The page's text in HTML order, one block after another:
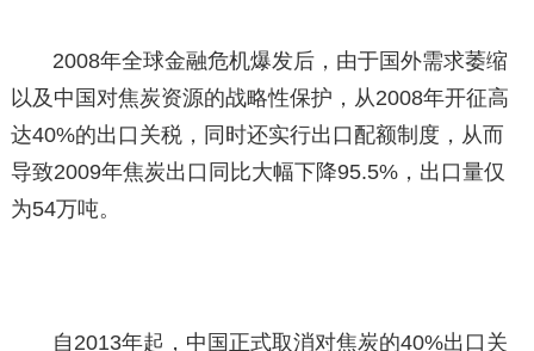
2008年全球金融危机爆发后，由于国外需求萎缩
以及中国对焦炭资源的战略性保护，从2008年开征高
达40%的出口关税，同时还实行出口配额制度，从而
导致2009年焦炭出口同比大幅下降95.5%，出口量仅
为54万吨。
自2013年起，中国正式取消对焦炭的40%出口关